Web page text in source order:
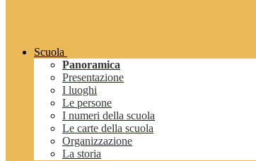
Scuola
Panoramica
Presentazione
I luoghi
Le persone
I numeri della scuola
Le carte della scuola
Organizzazione
La storia